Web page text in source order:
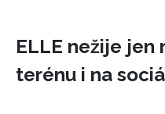
ELLE nežije jen
terénu i na